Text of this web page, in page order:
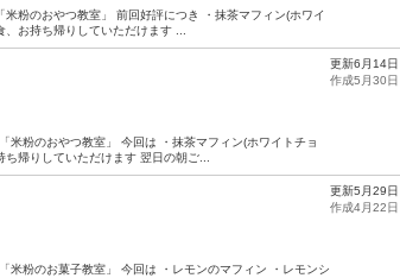
のおやつ教室」 前回好評につき ・抹茶マフィン(ホワイ
お持ち帰りしていただけます ...
粉のおやつ教室」 今回は ・抹茶マフィン(ホワイトチョ
帰りしていただけます 翌日の朝ご...
更新6月14日
作成5月30日
粉のお菓子教室」 今回は ・レモンのマフィン ・レモンシ
更新5月29日
作成4月22日